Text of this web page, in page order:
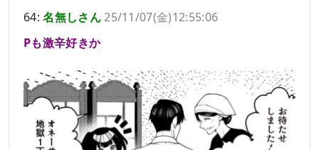
64:名無しさん25/11/07(金)12:55:06
Pも激辛好きか